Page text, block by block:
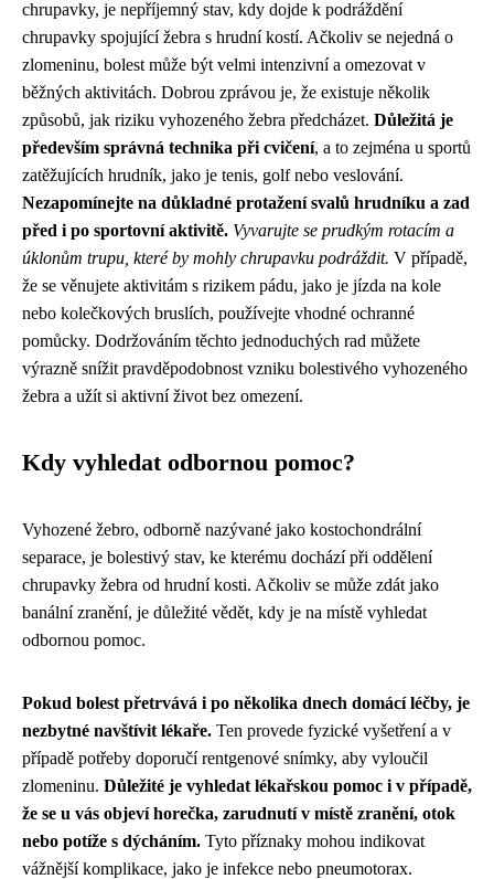
chrupavky, je nepříjemný stav, kdy dojde k podráždění
chrupavky spojující žebra s hrudní kostí. Ačkoliv se nejedná o
zlomeninu, bolest může být velmi intenzivní a omezovat v
běžných aktivitách. Dobrou zprávou je, že existuje několik
způsobů, jak riziku vyhozeného žebra předcházet. Důležitá je
především správná technika při cvičení, a to zejména u sportů
zatěžujících hrudník, jako je tenis, golf nebo veslování.
Nezapomínejte na důkladné protažení svalů hrudníku a zad
před i po sportovní aktivitě. Vyvarujte se prudkým rotacím a
úklonům trupu, které by mohly chrupavku podráždit. V případě,
že se věnujete aktivitám s rizikem pádu, jako je jízda na kole
nebo kolečkových bruslích, používejte vhodné ochranné
pomůcky. Dodržováním těchto jednoduchých rad můžete
výrazně snížit pravděpodobnost vzniku bolestivého vyhozeného
žebra a užít si aktivní život bez omezení.
Kdy vyhledat odbornou pomoc?
Vyhozené žebro, odborně nazývané jako kostochondrální
separace, je bolestivý stav, ke kterému dochází při oddělení
chrupavky žebra od hrudní kosti. Ačkoliv se může zdát jako
banální zranění, je důležité vědět, kdy je na místě vyhledat
odbornou pomoc.
Pokud bolest přetrvává i po několika dnech domácí léčby, je
nezbytné navštívit lékaře. Ten provede fyzické vyšetření a v
případě potřeby doporučí rentgenové snímky, aby vyloučil
zlomeninu. Důležité je vyhledat lékařskou pomoc i v případě,
že se u vás objeví horečka, zarudnutí v místě zranění, otok
nebo potíže s dýcháním. Tyto příznaky mohou indikovat
vážnější komplikace, jako je infekce nebo pneumotorax.